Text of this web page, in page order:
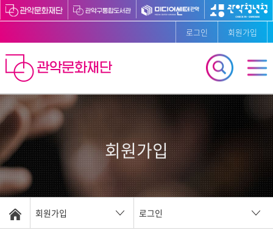
로그인 회원가입
회원가입
회원가입 로그인